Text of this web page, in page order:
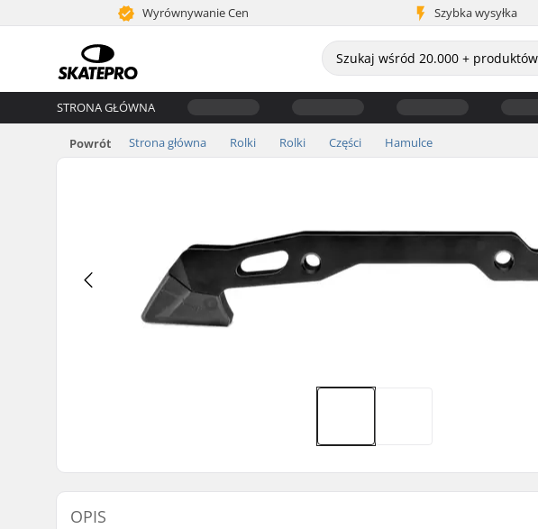
Wyrównywanie Cen Szybka wysyłka
STRONA GŁÓWNA
Powrót Strona główna Rolki Rolki Części Hamulce
OPIS